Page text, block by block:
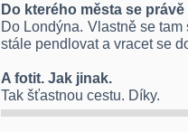
Do kterého města se
Do Londýna. Vlastně se
stále pendlovat a vracet se
A fotit. Jak jinak.
Tak šťastnou cestu. Díky.